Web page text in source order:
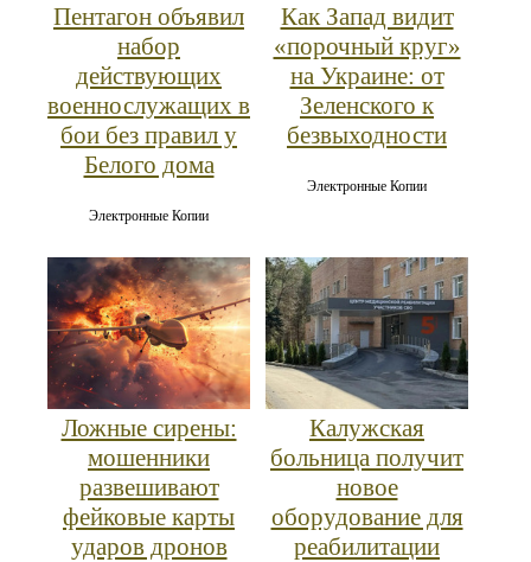
Пентагон объявил
набор
действующих
военнослужащих в
бои без правил у
Белого дома
Электронные Копии
Как Запад видит
«порочный круг»
на Украине: от
Зеленского к
безвыходности
Электронные Копии
Ложные сирены:
мошенники
развешивают
фейковые карты
ударов дронов
Калужская
больница получит
новое
оборудование для
реабилитации